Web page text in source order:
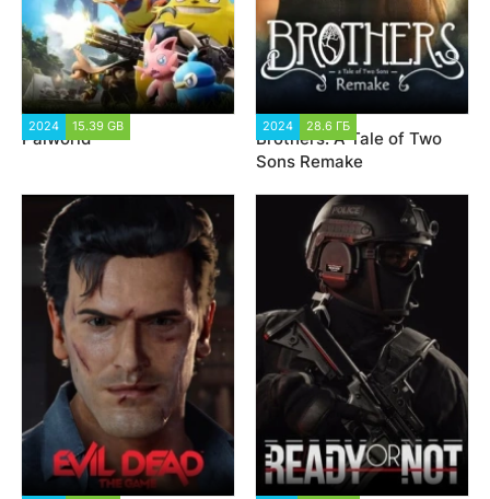
2024 15.39 GB
Palworld
2024 28.6 ГБ
Brothers: A Tale of Two
Sons Remake